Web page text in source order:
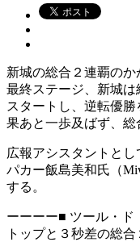
新城の総合２連覇の
最終ステージ、新城
スタートし、逆転優
果あと一歩及ばず、総
広報アシスタントと
パカー飯島美和氏（
する。
ーーーー■ ツール・ド
トップと３秒差の総